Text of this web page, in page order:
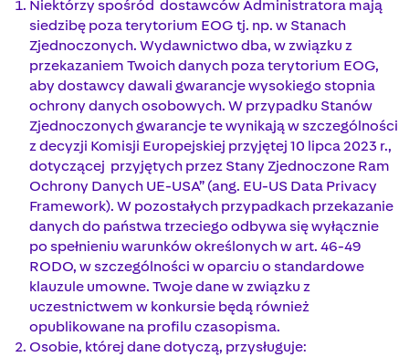
Niektórzy spośród dostawców Administratora mają
siedzibę poza terytorium EOG tj. np. w Stanach
Zjednoczonych. Wydawnictwo dba, w związku z
przekazaniem Twoich danych poza terytorium EOG,
aby dostawcy dawali gwarancje wysokiego stopnia
ochrony danych osobowych. W przypadku Stanów
Zjednoczonych gwarancje te wynikają w szczególności
z decyzji Komisji Europejskiej przyjętej 10 lipca 2023 r.,
dotyczącej przyjętych przez Stany Zjednoczone Ram
Ochrony Danych UE-USA” (ang. EU-US Data Privacy
Framework). W pozostałych przypadkach przekazanie
danych do państwa trzeciego odbywa się wyłącznie
po spełnieniu warunków określonych w art. 46-49
RODO, w szczególności w oparciu o standardowe
klauzule umowne. Twoje dane w związku z
uczestnictwem w konkursie będą również
opublikowane na profilu czasopisma.
Osobie, której dane dotyczą, przysługuje: